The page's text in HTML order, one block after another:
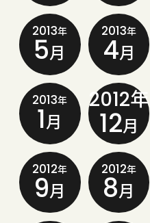
2013年
5月
2013年
4月
2013年
1月
2012年
12月
2012年
9月
2012年
8月